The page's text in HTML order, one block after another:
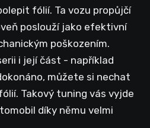
fólií. Ta vozu propůjčí
poslouží jako efektivní
poškozením.
i její část - například
můžete si nechat
Takový tuning vás vyjde
díky němu velmi